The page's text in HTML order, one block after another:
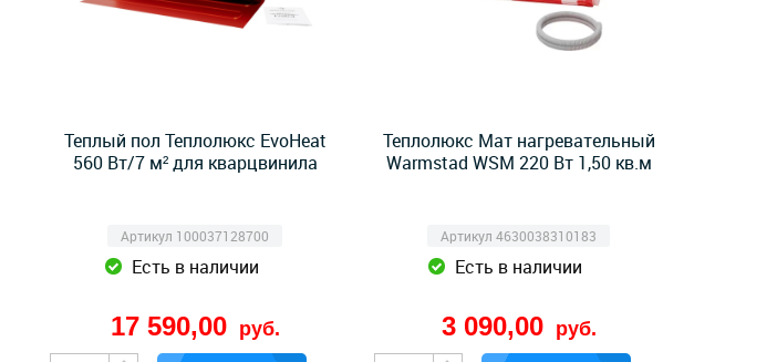
Теплый пол Теплолюкс EvoHeat
560 Вт/7 м² для кварцвинила
Артикул 100037128700
Есть в наличии
17 590,00 руб.
Теплолюкс Мат нагревательный
Warmstad WSM 220 Вт 1,50 кв.м
Артикул 4630038310183
Есть в наличии
3 090,00 руб.